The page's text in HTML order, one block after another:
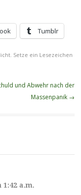
Tumblr
Setze ein Lesezeichen
und Abwehr nach der
Massenpanik →
1:42 a.m.